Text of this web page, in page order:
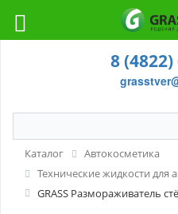
8
Каталог
Автокосметика
Технические жидкости для
GRASS Размораживатель